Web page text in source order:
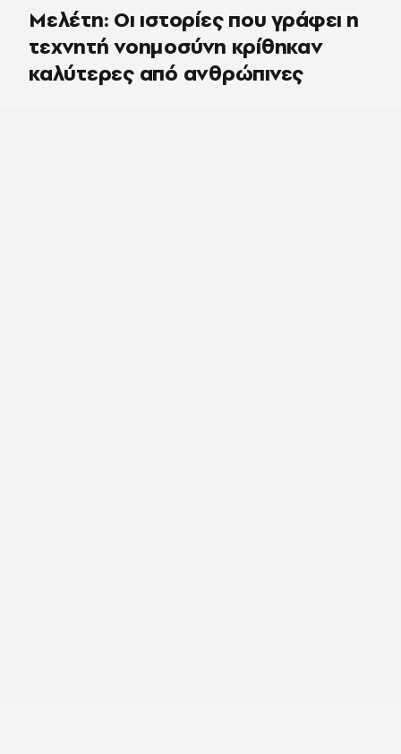
Μελέτη: Οι ιστορίες που γράφει η
τεχνητή νοημοσύνη κρίθηκαν
καλύτερες από ανθρώπινες